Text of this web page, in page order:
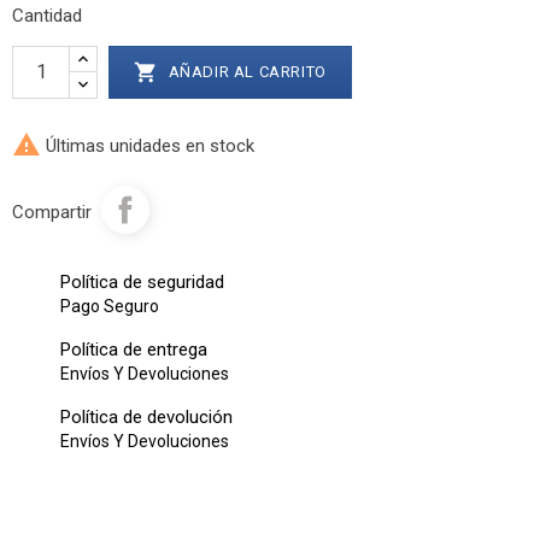
Cantidad
 AÑADIR AL CARRITO
 Últimas unidades en stock
Compartir
Política de seguridad
Pago Seguro
Política de entrega
Envíos Y Devoluciones
Política de devolución
Envíos Y Devoluciones